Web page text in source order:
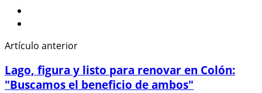
Artículo anterior
Lago, figura y listo para renovar en Colón:
"Buscamos el beneficio de ambos"